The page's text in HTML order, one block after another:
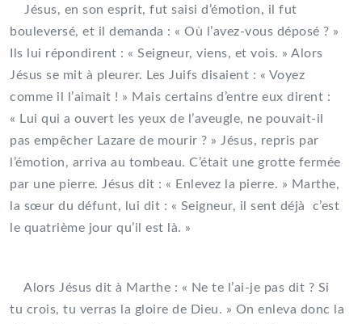
Jésus, en son esprit, fut saisi d’émotion, il fut
bouleversé, et il demanda : « Où l’avez-vous déposé ? »
Ils lui répondirent : « Seigneur, viens, et vois. » Alors
Jésus se mit à pleurer. Les Juifs disaient : « Voyez
comme il l’aimait ! » Mais certains d’entre eux dirent :
« Lui qui a ouvert les yeux de l’aveugle, ne pouvait-il
pas empêcher Lazare de mourir ? » Jésus, repris par
l’émotion, arriva au tombeau. C’était une grotte fermée
par une pierre. Jésus dit : « Enlevez la pierre. » Marthe,
la sœur du défunt, lui dit : « Seigneur, il sent déjà c’est
le quatrième jour qu’il est là. »
Alors Jésus dit à Marthe : « Ne te l’ai-je pas dit ? Si
tu crois, tu verras la gloire de Dieu. » On enleva donc la